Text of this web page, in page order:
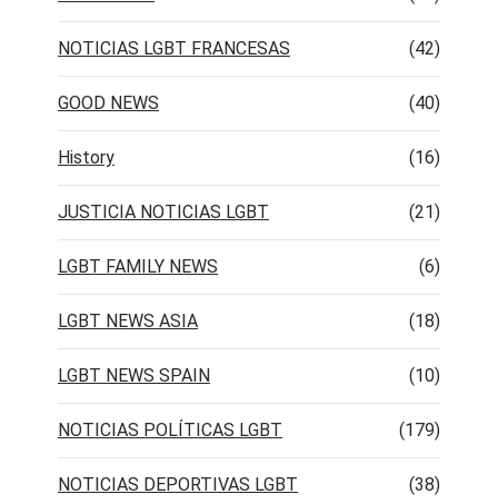
NOTICIAS LGBT FRANCESAS (42)
GOOD NEWS (40)
History (16)
JUSTICIA NOTICIAS LGBT (21)
LGBT FAMILY NEWS (6)
LGBT NEWS ASIA (18)
LGBT NEWS SPAIN (10)
NOTICIAS POLÍTICAS LGBT (179)
NOTICIAS DEPORTIVAS LGBT (38)